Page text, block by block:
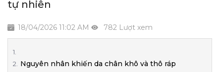
tự nhiên
18/04/2026 11:02 AM 782 Lượt xem
Nguyên nhân khiến da chân khô và thô ráp